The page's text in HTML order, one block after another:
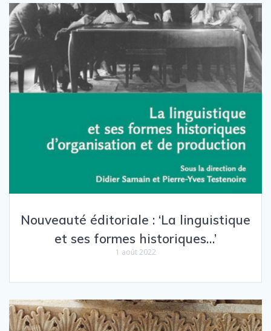
Nouveauté éditoriale : ‘La linguistique
et ses formes historiques…’
1 août 2022